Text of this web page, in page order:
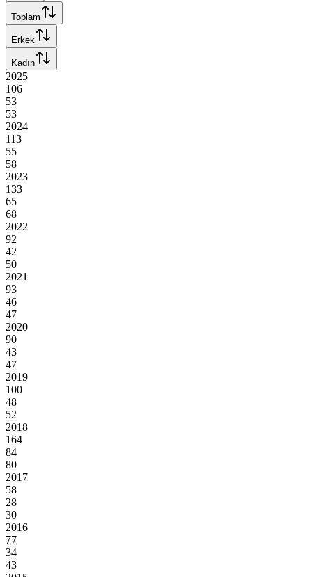
Toplam
Erkek
Kadın
2025
106
53
53
2024
113
55
58
2023
133
65
68
2022
92
42
50
2021
93
46
47
2020
90
43
47
2019
100
48
52
2018
164
84
80
2017
58
28
30
2016
77
34
43